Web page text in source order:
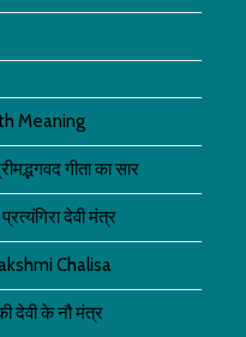
Meaning
गीता का सार
देवी मंत्र
Chalisa
देवी के नौ मंत्र